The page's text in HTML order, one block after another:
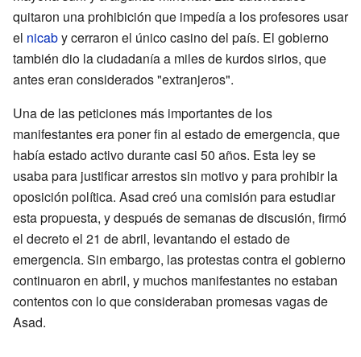
quitaron una prohibición que impedía a los profesores usar
el nicaby cerraron el único casino del país. El gobierno
también dio la ciudadanía a miles de kurdos sirios, que
antes eran considerados "extranjeros".
Una de las peticiones más importantes de los
manifestantes era poner fin al estado de emergencia, que
había estado activo durante casi 50 años. Esta ley se
usaba para justificar arrestos sin motivo y para prohibir la
oposición política. Asad creó una comisión para estudiar
esta propuesta, y después de semanas de discusión, firmó
el decreto el 21 de abril, levantando el estado de
emergencia. Sin embargo, las protestas contra el gobierno
continuaron en abril, y muchos manifestantes no estaban
contentos con lo que consideraban promesas vagas de
Asad.